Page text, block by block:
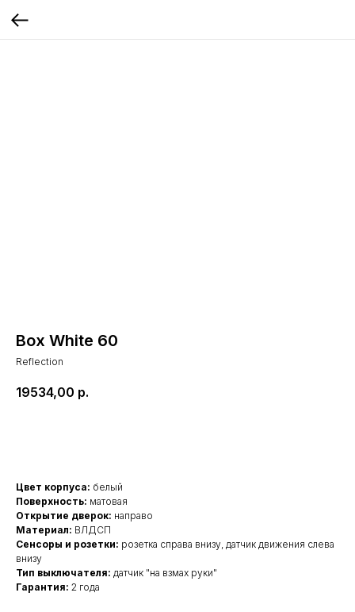
Box White 60
Reflection
19534,00 р.
Цвет корпуса: белый
Поверхность: матовая
Открытие дверок: направо
Материал: ВЛДСП
Сенсоры и розетки: розетка справа внизу, датчик движения слева
внизу
Тип выключателя: датчик "на взмах руки"
Гарантия: 2 года